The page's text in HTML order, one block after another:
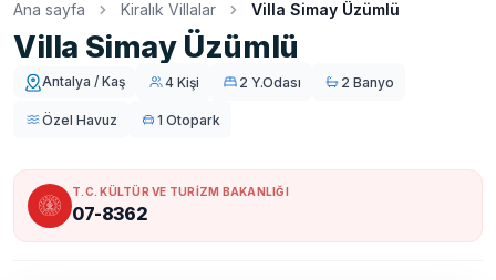
Ana sayfa Kiralık Villalar Villa Simay Üzümlü
Villa Simay Üzümlü
Antalya / Kaş 4 Kişi 2 Y.Odası 2 Banyo
Özel Havuz 1 Otopark
T.C. KÜLTÜR VE TURİZM BAKANLIĞI
07-8362